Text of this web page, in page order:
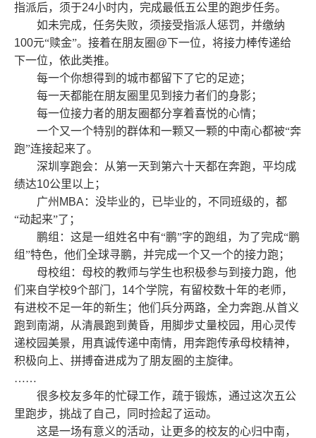
指派后，须于24小时内，完成最低五公里的跑步任务。
如未完成，任务失败，须接受指派人惩罚，并缴纳
100元“赎金”。接着在朋友圈 @下一位，将接力棒传递给
下一位，依此类推。
每一个你想得到的城市都留下了它的足迹；
每一天都能在朋友圈里见到接力者们的身影；
每一位接力者的朋友圈都分享着喜悦的心情；
一个又一个特别的群体和一颗又一颗的中南心都被“奔
跑”连接起来了。
深圳享跑会：从第一天到第六十天都在奔跑，平均成
绩达10公里以上；
广州 MBA ：没毕业的，已毕业的，不同班级的，都
“动起来”了；
鹏组：这是一组姓名中有“鹏”字的跑组，为了完成“鹏
组”特色，他们全球寻鹏，并完成一个又一个的接力跑；
母校组：母校的教师与学生也积极参与到接力跑，他
们来自学校9个部门， 14个学院，有留校数十年的老师，
有进校不足一年的新生；他们兵分两路，全力奔跑.从首义
跑到南湖，从清晨跑到黄昏，用脚步丈量校园，用心灵传
递校园美景，用真诚传递中南情，用奔跑传承母校精神，
积极向上、拼搏奋进成为了朋友圈的主旋律。
……
很多校友多年的忙碌工作，疏于锻炼，通过这次五公
里跑步，挑战了自己，同时捡起了运动。
这是一场有意义的活动，让更多的校友的心归中南，